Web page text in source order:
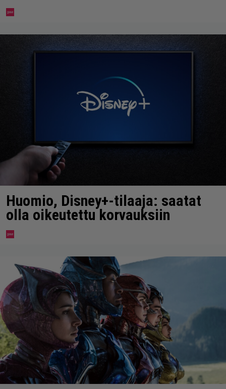
Huomio, Disney+-tilaaja: saatat
olla oikeutettu korvauksiin